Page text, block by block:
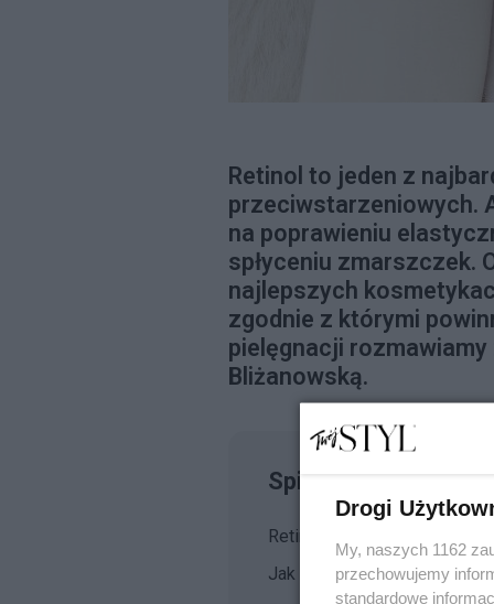
Retinol to jeden z
przeciwstarzeniowych.
na poprawieniu
spłyceniu zmarszczek.
najlepszych
zgodnie z którymi
pielęgnacji
Bliżanowską.
Spis treści
Retinol – co to
Jak działa retinol?
Drogi
My, naszych 1162
przechowujemy
standardowe